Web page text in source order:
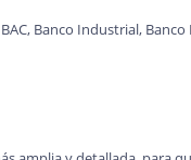
Banco Industrial,